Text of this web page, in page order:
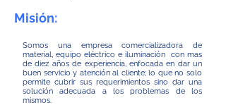
Misión:
Somos una empresa comercializadora de
material, equipo eléctrico e iluminación con mas
de diez años de experiencia, enfocada en dar un
buen servicio y atención al cliente; lo que no solo
permite cubrir sus requerimientos sino dar una
solución adecuada a los problemas de los
mismos.